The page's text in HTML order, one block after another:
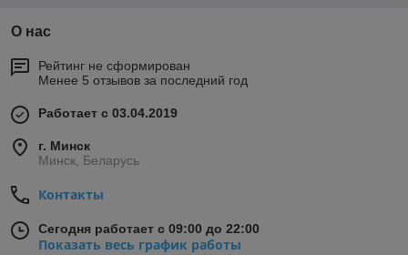
О нас
Рейтинг не сформирован
Менее 5 отзывов за последний год
Работает с 03.04.2019
г. Минск
Минск, Беларусь
Контакты
Сегодня работает с 09:00 до 22:00
Показать весь график работы